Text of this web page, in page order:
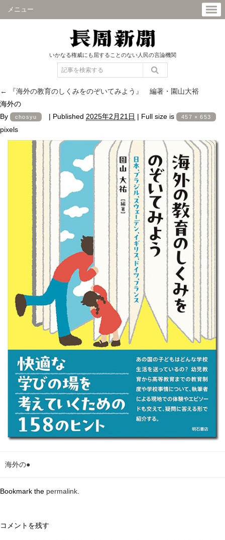
メニュー
いかなる権威にも屈することのない人民の言論機関
←
『海外の教育のしくみをのぞいてみよう』 編著・園山大裕
海外の
By
chosyu | Published 2025年2月21日 | Full size is 457 × 653
pixels
海外の●
Bookmark the permalink.
コメントを残す